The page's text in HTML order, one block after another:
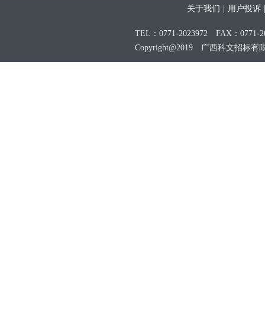
关于我们 用户投诉
TEL：0771-2023972 FAX：0771-
Copyright@2019 广西科文招标